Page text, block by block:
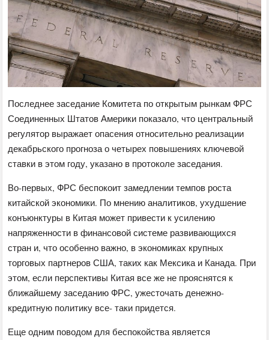
Последнее заседание Комитета по открытым рынкам ФРС
Соединенных Штатов Америки показало, что центральный
регулятор выражает опасения относительно реализации
декабрьского прогноза о четырех повышениях ключевой
ставки в этом году, указано в протоколе заседания.
Во-первых, ФРС беспокоит замедлении темпов роста
китайской экономики. По мнению аналитиков, ухудшение
конъюнктуры в Китая может привести к усилению
напряженности в финансовой системе развивающихся
стран и, что особенно важно, в экономиках крупных
торговых партнеров США, таких как Мексика и Канада. При
этом, если перспективы Китая все же не прояснятся к
ближайшему заседанию ФРС, ужесточать денежно-
кредитную политику все- таки придется.
Еще ​​одним поводом для беспокойства является